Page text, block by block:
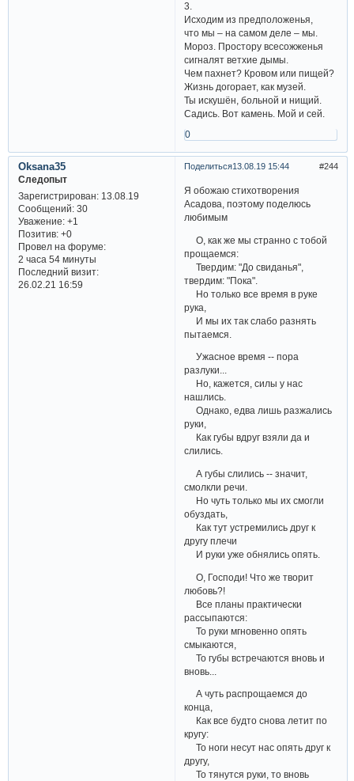
3.
Исходим из предположенья,
что мы – на самом деле – мы.
Мороз. Простору всесожженья
сигналят ветхие дымы.
Чем пахнет? Кровом или пищей?
Жизнь догорает, как музей.
Ты искушён, больной и нищий.
Садись. Вот камень. Мой и сей.
0
Поделиться 244
13.08.19 15:44
Oksana35
Следопыт
Зарегистрирован: 13.08.19
Сообщений:30
Уважение: +1
Позитив: +0
Провел на форуме:
2 часа 54 минуты
Последний визит:
26.02.21 16:59
Я обожаю стихотворения
Асадова, поэтому поделюсь
любимым
О, как же мы странно с тобой
прощаемся:
Твердим: "До свиданья",
твердим: "Пока".
Но только все время в руке
рука,
И мы их так слабо разнять
пытаемся.
Ужасное время -- пора
разлуки...
Но, кажется, силы у нас
нашлись.
Однако, едва лишь разжались
руки,
Как губы вдруг взяли да и
слились.
А губы слились -- значит,
смолкли речи.
Но чуть только мы их смогли
обуздать,
Как тут устремились друг к
другу плечи
И руки уже обнялись опять.
О, Господи! Что же творит
любовь?!
Все планы практически
рассыпаются:
То руки мгновенно опять
смыкаются,
То губы встречаются вновь и
вновь...
А чуть распрощаемся до
конца,
Как все будто снова летит по
кругу:
То ноги несут нас опять друг к
другу,
То тянутся руки, то вновь